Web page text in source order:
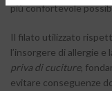
più confortevole
Il filato utilizzato
l’insorgere di allergie
priva di cuciture,
evitare conseguenze